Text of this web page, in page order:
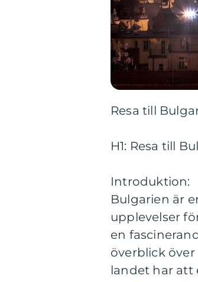
Resa till
H1: Resa till
Introduktion:
Bulgarien är
upplevelser
en
överblick
landet har att